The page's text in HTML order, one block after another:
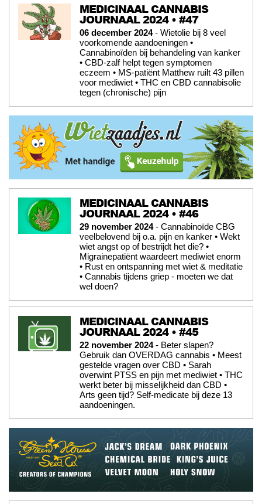
MEDICINAAL CANNABIS
JOURNAAL 2024 • #47
06 december 2024- Wietolie bij 8 veel
voorkomende aandoeningen •
Cannabinoïden bij behandeling van kanker
• CBD-zalf helpt tegen symptomen
eczeem • MS-patiënt Matthew ruilt 43 pillen
voor mediwiet • THC en CBD cannabisolie
tegen (chronische) pijn
MEDICINAAL CANNABIS
JOURNAAL 2024 • #46
29 november 2024- Cannabinoïde CBG
veelbelovend bij o.a. pijn en kanker • Wekt
wiet angst op of bestrijdt het die? •
Migrainepatiënt waardeert mediwiet enorm
• Rust en ontspanning met wiet & meditatie
• Cannabis tijdens griep - moeten we dat
wel doen?
MEDICINAAL CANNABIS
JOURNAAL 2024 • #45
22 november 2024- Beter slapen?
Gebruik dan OVERDAG cannabis • Meest
gestelde vragen over CBD • Sarah
overwint PTSS en pijn met mediwiet • THC
werkt beter bij misselijkheid dan CBD •
Arts geen tijd? Self-medicate bij deze 13
aandoeningen.